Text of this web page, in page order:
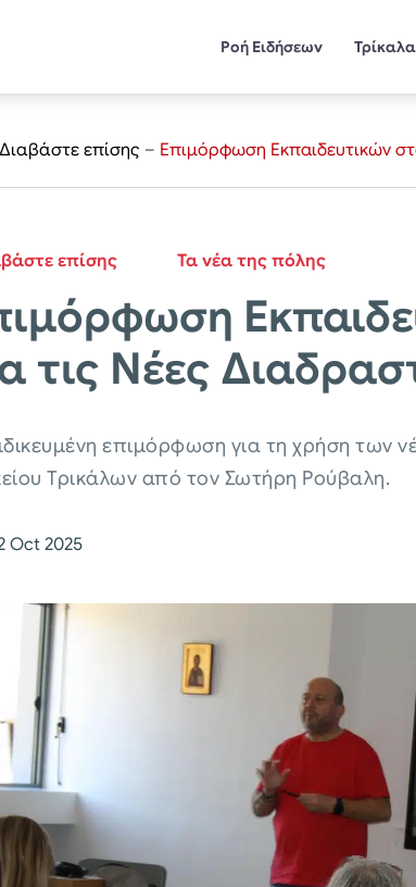
Ροή Ειδήσεων Τρίκαλα
Διαβάστε επίσης – Επιμόρφωση Εκπαιδευτικών
επίσης Τα νέα της πόλης
τις Νέες
επιμόρφωση για τη χρήση των
Τρικάλων από τον Σωτήρη Ρούβαλη.
Oct 2025